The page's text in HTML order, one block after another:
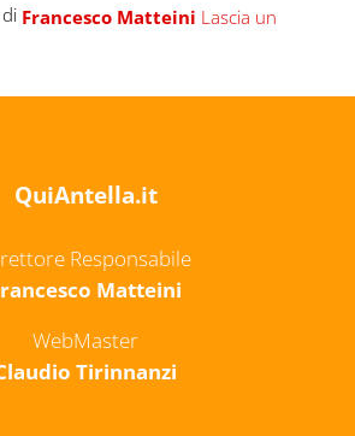
Francesco Matteini Lascia un
QuiAntella.it
Responsabile
Matteini
WebMaster
Tirinnanzi